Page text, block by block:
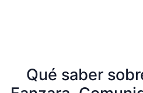
Qué saber